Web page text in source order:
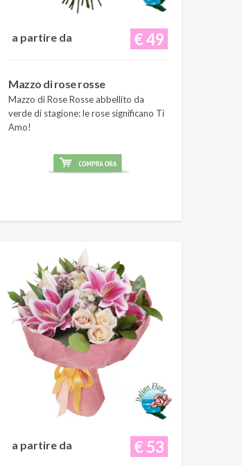
€ 49
a partire da
Mazzo di rose rosse
Mazzo di Rose Rosse abbellito da
verde di stagione: le rose significano Ti
Amo!
€ 53
a partire da